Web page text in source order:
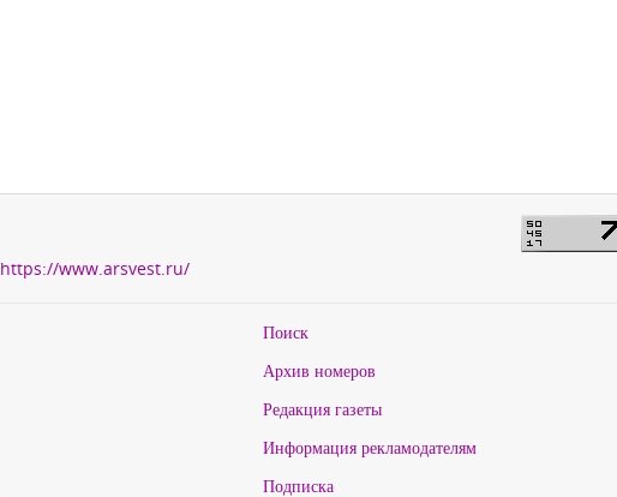
https://www.arsvest.ru/
Поиск
Архив номеров
Редакция газеты
Информация рекламодателям
Подписка